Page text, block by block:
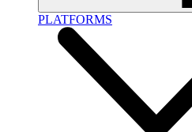
PLATFORMS